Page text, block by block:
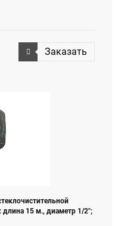
Заказать
15 м., диаметр 1/2";